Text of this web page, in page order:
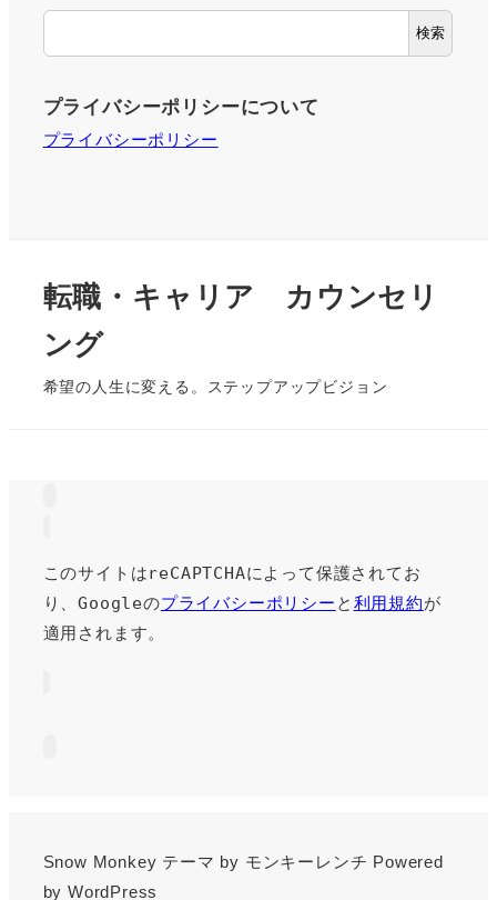
検索
プライバシーポリシーについて
プライバシーポリシー
転職・キャリア カウンセリ
ング
希望の人生に変える。ステップアップビジョン
このサイトはreCAPTCHAによって保護されてお
り、Googleのプライバシーポリシー と 利用規約が
適用されます。
Snow Monkey テーマ by モンキーレンチ Powered
by WordPress